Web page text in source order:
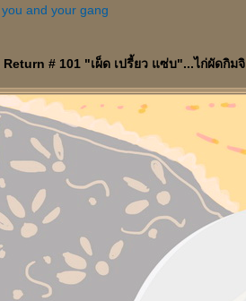
and your gang
# 101 "เผ็ด เปรี้ยว แซ่บ"...ไก่ผัดกิมจิ